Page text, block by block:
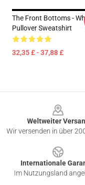
The Front Bottoms -
Pullover Sweatshirt
32,35 £ - 37,88 £
Weltweiter
Wir versenden in über
Internationale
Im Nutzungsland